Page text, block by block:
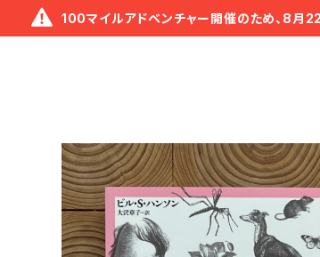
100マイルアドベンチャー開催のため、8月